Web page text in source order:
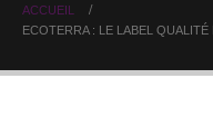
ACCUEIL
ECOTERRA : LE LABEL